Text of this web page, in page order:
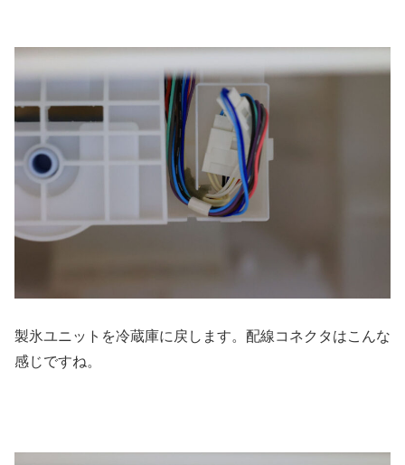
製氷ユニットを冷蔵庫に戻します。配線コネクタはこんな
感じですね。